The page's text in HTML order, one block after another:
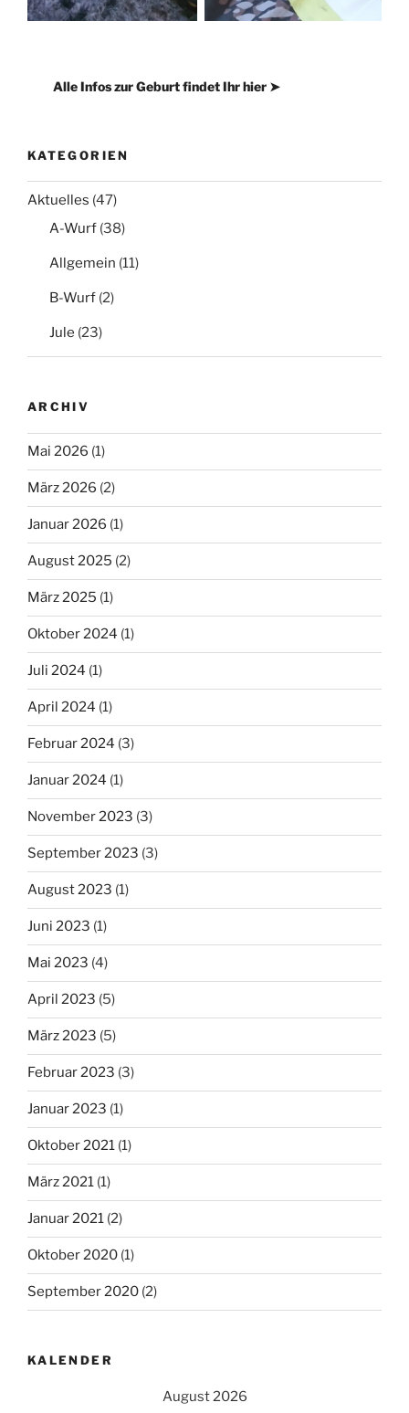
Alle Infos zur Geburt findet Ihr hier ➤
KATEGORIEN
Aktuelles (47)
A-Wurf (38)
Allgemein (11)
B-Wurf (2)
Jule (23)
ARCHIV
Mai 2026 (1)
März 2026 (2)
Januar 2026 (1)
August 2025 (2)
März 2025 (1)
Oktober 2024 (1)
Juli 2024 (1)
April 2024 (1)
Februar 2024 (3)
Januar 2024 (1)
November 2023 (3)
September 2023 (3)
August 2023 (1)
Juni 2023 (1)
Mai 2023 (4)
April 2023 (5)
März 2023 (5)
Februar 2023 (3)
Januar 2023 (1)
Oktober 2021 (1)
März 2021 (1)
Januar 2021 (2)
Oktober 2020 (1)
September 2020 (2)
KALENDER
August 2026